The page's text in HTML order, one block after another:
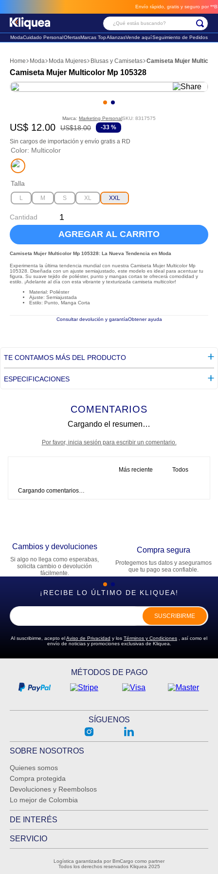
Envío rápido, gratis y seguro por **BM-
¿Qué estás buscando?
ModaCuidado PersonalOfertasMarcas TopAlianzasVende aquíSeguimiento de Pedidos
Moda Moda Mujeres Blusas y Camisetas Camiseta Mujer
Camiseta Mujer Multicolor Mp 105328
Marca: Marketing PersonalSKU: 8317575
US$ 12.00 US$18.00 -33 %
Sin cargos de importación y envío gratis a RD
Color: Multicolor
Talla
L M S XL XXL
Cantidad
AGREGAR AL CARRITO
Camiseta Mujer Multicolor Mp 105328: La Nueva Tendencia en Moda
Experimenta la última tendencia mundial con nuestra Camiseta Mujer Multicolor Mp
105328. Diseñada con un ajuste semiajustado, este modelo es ideal para acentuar tu
figura. Su suave tejido de poliéster, punto y mangas cortas te ofrecerá comodidad y
estilo. ¡Adelante al día con esta vibrante y texturizada camiseta multicolor!
Material: Poliéster
Ajuste: Semiajustada
Estilo: Punto, Manga Corta
Consultar devolución y garantíaObtener ayuda
TE CONTAMOS MÁS DEL PRODUCTO
ESPECIFICACIONES
COMENTARIOS
Cargando el resumen…
Por favor, inicia sesión para escribir un comentario.
Más reciente Todos
Cargando comentarios…
Cambios y devoluciones
Si algo no llega como esperabas,
solicita cambio o devolución
fácilmente.
Compra segura
Protegemos tus datos y aseguramos
que tu pago sea confiable.
¡RECIBE LO ÚLTIMO DE KLIQUEA!
SUSCRIBIRME
Al suscribirme, acepto elAviso de Privacidad y los Términos y Condiciones , así como el
envío de noticias y promociones exclusivas de Kliquea.
MÉTODOS DE PAGO
SÍGUENOS
SOBRE NOSOTROS
Quienes somos
Compra protegida
Devoluciones y Reembolsos
Lo mejor de Colombia
DE INTERÉS
SERVICIO
Logística garantizada por BmCargo como partner
Todos los derechos reservados Kliquea 2025
2. sandalia